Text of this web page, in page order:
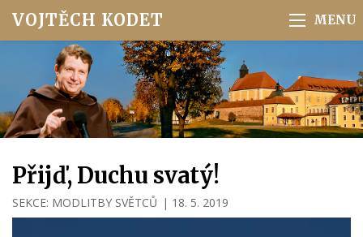
VOJTĚCH KODET
Přijď, Duchu svatý!
SEKCE: MODLITBY SVĚTCŮ | 18. 5. 2019